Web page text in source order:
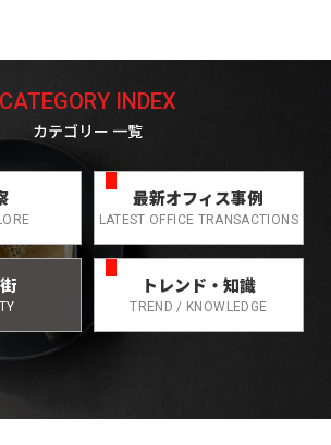
CATEGORY INDEX
カテゴリー 一覧
最新オフィス事例
LATEST OFFICE TRANSACTIONS
トレンド・知識
TREND / KNOWLEDGE